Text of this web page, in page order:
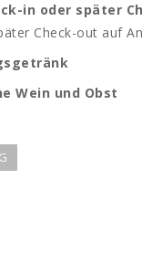
in oder später
Check-out auf
Wein und Obst